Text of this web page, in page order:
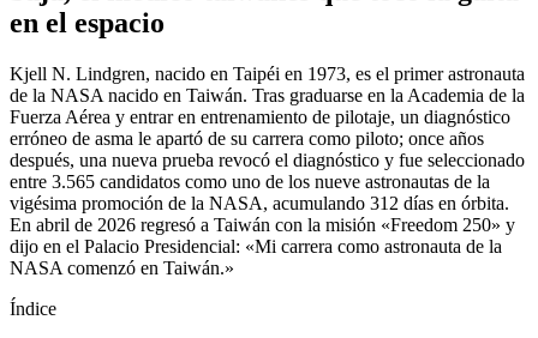
en el espacio
Kjell N. Lindgren, nacido en Taipéi en 1973, es el primer astronauta
de la NASA nacido en Taiwán. Tras graduarse en la Academia de la
Fuerza Aérea y entrar en entrenamiento de pilotaje, un diagnóstico
erróneo de asma le apartó de su carrera como piloto; once años
después, una nueva prueba revocó el diagnóstico y fue seleccionado
entre 3.565 candidatos como uno de los nueve astronautas de la
vigésima promoción de la NASA, acumulando 312 días en órbita.
En abril de 2026 regresó a Taiwán con la misión «Freedom 250» y
dijo en el Palacio Presidencial: «Mi carrera como astronauta de la
NASA comenzó en Taiwán.»
Índice